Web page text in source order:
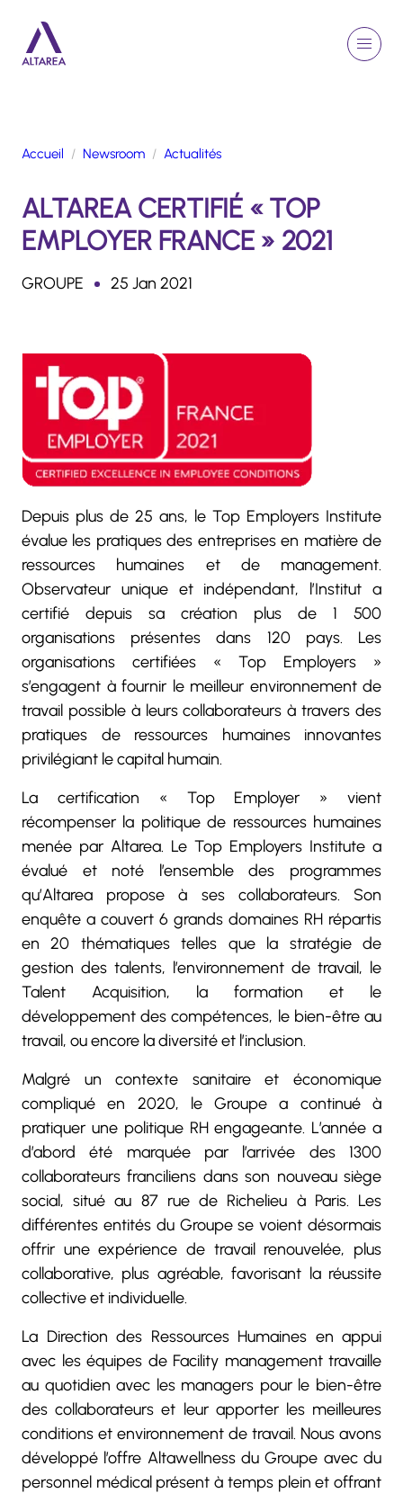
Menu
ACTIVITÉS
ENGAGEMENTS
FINANCE
PORTFOLIO
Rechercher
Accueil Newsroom Actualités
ALTAREA CERTIFIÉ « TOP
EMPLOYER FRANCE » 2021
GROUPE 25 Jan 2021
Depuis plus de 25 ans, le Top Employers Institute
évalue les pratiques des entreprises en matière de
ressources humaines et de management.
Observateur unique et indépendant, l’Institut a
certifié depuis sa création plus de 1 500
organisations présentes dans 120 pays. Les
organisations certifiées « Top Employers »
s’engagent à fournir le meilleur environnement de
travail possible à leurs collaborateurs à travers des
pratiques de ressources humaines innovantes
privilégiant le capital humain.
La certification « Top Employer » vient
récompenser la politique de ressources humaines
menée par Altarea. Le Top Employers Institute a
évalué et noté l’ensemble des programmes
qu’Altarea propose à ses collaborateurs. Son
enquête a couvert 6 grands domaines RH répartis
en 20 thématiques telles que la stratégie de
gestion des talents, l’environnement de travail, le
Talent Acquisition, la formation et le
développement des compétences, le bien-être au
travail, ou encore la diversité et l’inclusion.
Malgré un contexte sanitaire et économique
compliqué en 2020, le Groupe a continué à
pratiquer une politique RH engageante. L’année a
d’abord été marquée par l’arrivée des 1300
collaborateurs franciliens dans son nouveau siège
social, situé au 87 rue de Richelieu à Paris. Les
différentes entités du Groupe se voient désormais
offrir une expérience de travail renouvelée, plus
collaborative, plus agréable, favorisant la réussite
collective et individuelle.
La Direction des Ressources Humaines en appui
avec les équipes de Facility management travaille
au quotidien avec les managers pour le bien-être
des collaborateurs et leur apporter les meilleures
conditions et environnement de travail. Nous avons
développé l’offre Altawellness du Groupe avec du
personnel médical présent à temps plein et offrant